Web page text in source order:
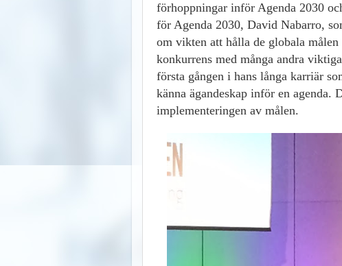
förhoppningar inför Agenda 2030
för Agenda 2030, David Nabarro,
om vikten att hålla de globala
konkurrens med många andra
första gången i hans långa karriär
känna ägandeskap inför en agenda.
implementeringen av målen.